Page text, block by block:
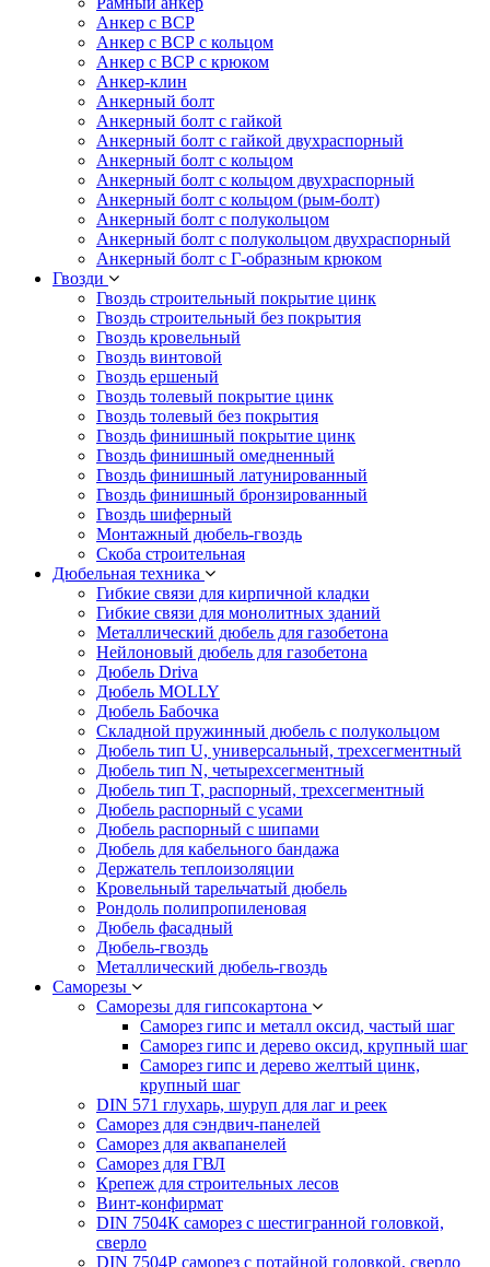
Анкер с ВСР
Анкер с ВСР с кольцом
Анкер с ВСР с крюком
Анкер-клин
Анкерный болт
Анкерный болт с гайкой
Анкерный болт с гайкой двухраспорный
Анкерный болт с кольцом
Анкерный болт с кольцом двухраспорный
Анкерный болт с кольцом (рым-болт)
Анкерный болт с полукольцом
Анкерный болт с полукольцом двухраспорный
Анкерный болт с Г-образным крюком
Гвозди
Гвоздь строительный покрытие цинк
Гвоздь строительный без покрытия
Гвоздь кровельный
Гвоздь винтовой
Гвоздь ершеный
Гвоздь толевый покрытие цинк
Гвоздь толевый без покрытия
Гвоздь финишный покрытие цинк
Гвоздь финишный омедненный
Гвоздь финишный латунированный
Гвоздь финишный бронзированный
Гвоздь шиферный
Монтажный дюбель-гвоздь
Скоба строительная
Дюбельная техника
Гибкие связи для кирпичной кладки
Гибкие связи для монолитных зданий
Металлический дюбель для газобетона
Нейлоновый дюбель для газобетона
Дюбель Driva
Дюбель MOLLY
Дюбель Бабочка
Складной пружинный дюбель с полукольцом
Дюбель тип U, универсальный, трехсегментный
Дюбель тип N, четырехсегментный
Дюбель тип T, распорный, трехсегментный
Дюбель распорный с усами
Дюбель распорный с шипами
Дюбель для кабельного бандажа
Держатель теплоизоляции
Кровельный тарельчатый дюбель
Рондоль полипропиленовая
Дюбель фасадный
Дюбель-гвоздь
Металлический дюбель-гвоздь
Саморезы
Саморезы для гипсокартона
Саморез гипс и металл оксид, частый шаг
Саморез гипс и дерево оксид, крупный шаг
Саморез гипс и дерево желтый цинк,
крупный шаг
DIN 571 глухарь, шуруп для лаг и реек
Саморез для сэндвич-панелей
Саморез для аквапанелей
Саморез для ГВЛ
Крепеж для строительных лесов
Винт-конфирмат
DIN 7504К саморез с шестигранной головкой,
сверло
DIN 7504Р саморез с потайной головкой, сверло